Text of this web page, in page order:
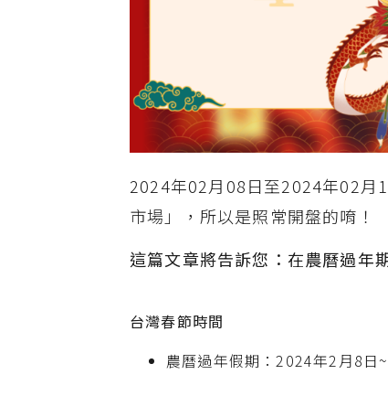
2024年02月08日至2024年02月
市場」，所以是照常開盤的唷！
這篇文章將告訴您：在農曆過年
台灣春節時間
農曆過年假期：2024年2月8日